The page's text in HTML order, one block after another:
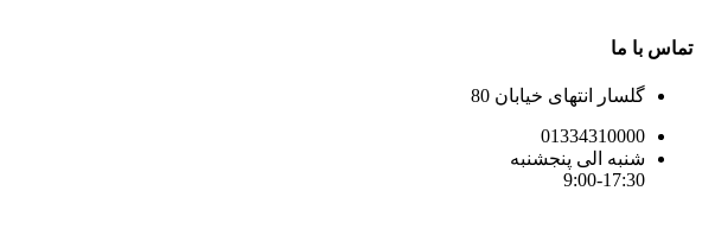
تماس با ما
گلسار انتهای خیابان 80
01334310000
شنبه الی پنجشنبه
9:00-17:30